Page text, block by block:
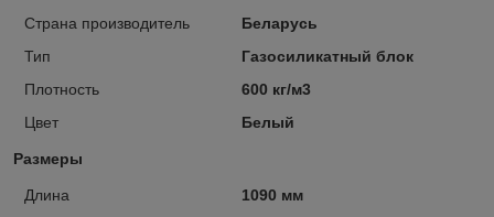
Страна производитель
Беларусь
Тип
Газосиликатный блок
Плотность
600 кг/м3
Цвет
Белый
Размеры
Длина
1090 мм